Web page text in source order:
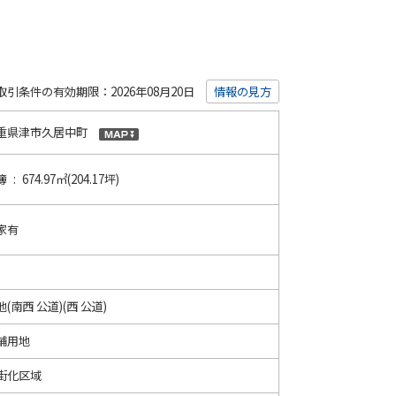
引条件の有効期限：2026年08月20日 情報の見方
県津市久居中町
: 674.97㎡(204.17坪)
有
(南西 公道)(西 公道)
用地
化区域